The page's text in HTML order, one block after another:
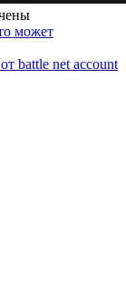
может
battle net account